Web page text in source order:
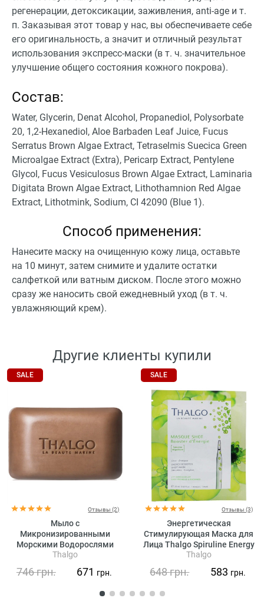
регенерации, детоксикации, заживления, anti-age и т.
п. Заказывая этот товар у нас, вы обеспечиваете себе
его оригинальность, а значит и отличный результат
использования экспресс-маски (в т. ч. значительное
улучшение общего состояния кожного покрова).
Состав:
Water, Glycerin, Denat Alcohol, Propanediol, Polysorbate
20, 1,2-Hexanediol, Aloe Barbaden Leaf Juice, Fucus
Serratus Brown Algae Extract, Tetraselmis Suecica Green
Microalgae Extract (Extra), Pericarp Extract, Pentylene
Glycol, Fucus Vesiculosus Brown Algae Extract, Laminaria
Digitata Brown Algae Extract, Lithothamnion Red Algae
Extract, Lithotmink, Sodium, CI 42090 (Blue 1).
Способ применения:
Нанесите маску на очищенную кожу лица, оставьте
на 10 минут, затем снимите и удалите остатки
салфеткой или ватным диском. После этого можно
сразу же наносить свой ежедневный уход (в т. ч.
увлажняющий крем).
Другие клиенты купили
SALE
Отзывы (2)
Мыло с
Микронизированными
Морскими Водорослями
Thalgo Micronised Marine
Thalgo
746грн. 671 грн.
SALE
Отзывы (3)
Энергетическая
Стимулирующая Маска для
Лица Thalgo Spiruline Energy
Booster Shot Mask
Thalgo
648грн. 583 грн.